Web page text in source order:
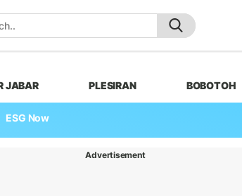
JABAR PLESIRAN BOBOTOH
ESG Now
Advertisement